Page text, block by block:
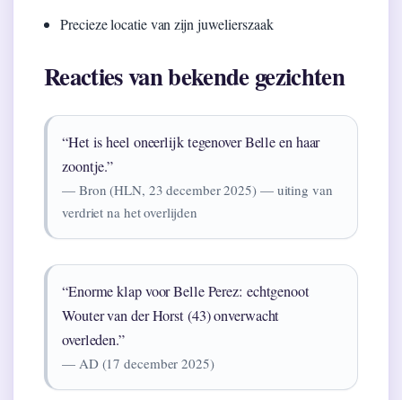
Precieze locatie van zijn juwelierszaak
Reacties van bekende gezichten
“Het is heel oneerlijk tegenover Belle en haar
zoontje.”
— Bron (HLN, 23 december 2025) — uiting van
verdriet na het overlijden
“Enorme klap voor Belle Perez: echtgenoot
Wouter van der Horst (43) onverwacht
overleden.”
— AD (17 december 2025)